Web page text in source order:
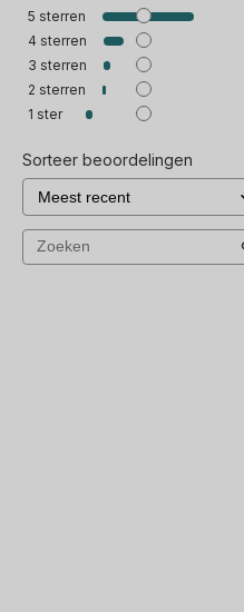
5 sterren
4 sterren
3 sterren
2 sterren
1 ster
Sorteer beoordelingen